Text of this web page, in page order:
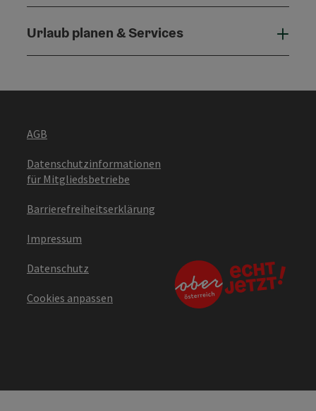
Urlaub planen & Services
AGB
Datenschutzinformationen
für Mitgliedsbetriebe
Barrierefreiheitserklärung
Impressum
Datenschutz
Cookies anpassen